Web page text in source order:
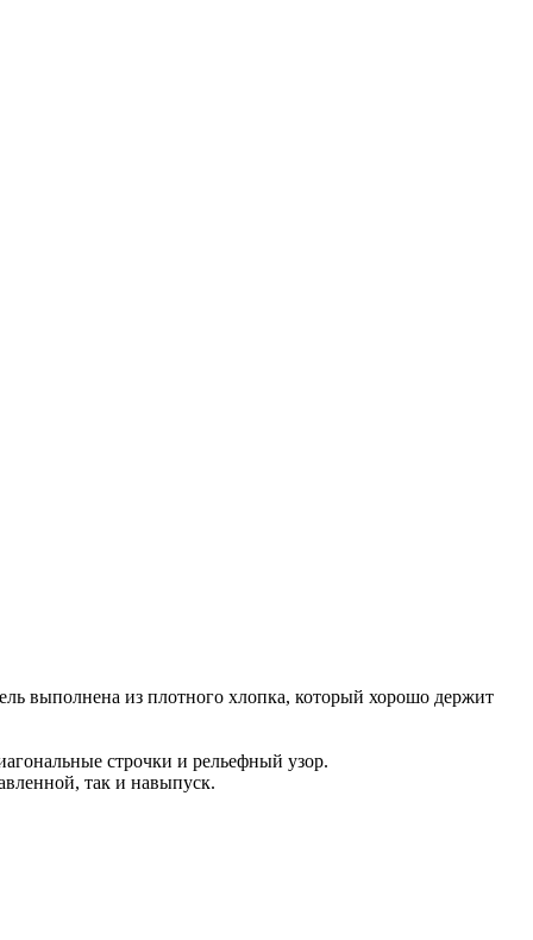
выполнена из плотного хлопка, который хорошо держит
строчки и рельефный узор.
так и навыпуск.